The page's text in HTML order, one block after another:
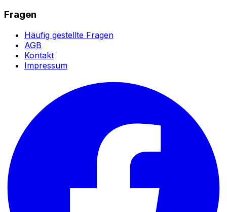
Fragen
Häufig gestellte Fragen
AGB
Kontakt
Impressum